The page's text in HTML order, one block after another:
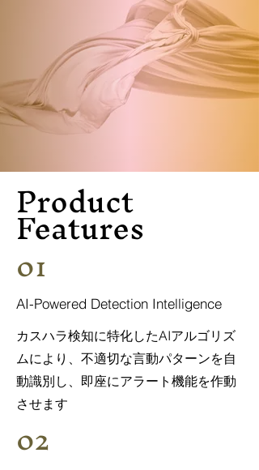
Product
Features
01
AI-Powered Detection Intelligence
カスハラ検知に特化したAIアルゴリズ
ムにより、不適切な言動パターンを自
動識別し、即座にアラート機能を作動
させます
02